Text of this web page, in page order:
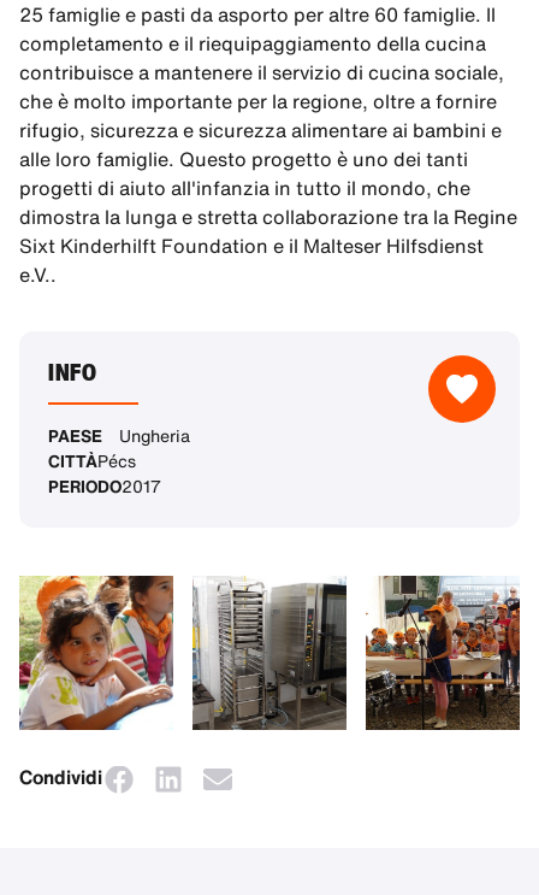
25 famiglie e pasti da asporto per altre 60 famiglie. Il
completamento e il riequipaggiamento della cucina
contribuisce a mantenere il servizio di cucina sociale,
che è molto importante per la regione, oltre a fornire
rifugio, sicurezza e sicurezza alimentare ai bambini e
alle loro famiglie. Questo progetto è uno dei tanti
progetti di aiuto all'infanzia in tutto il mondo, che
dimostra la lunga e stretta collaborazione tra la Regine
Sixt Kinderhilft Foundation e il Malteser Hilfsdienst
e.V..
INFO
PAESE Ungheria
CITTÀPécs
PERIODO2017
Condividi